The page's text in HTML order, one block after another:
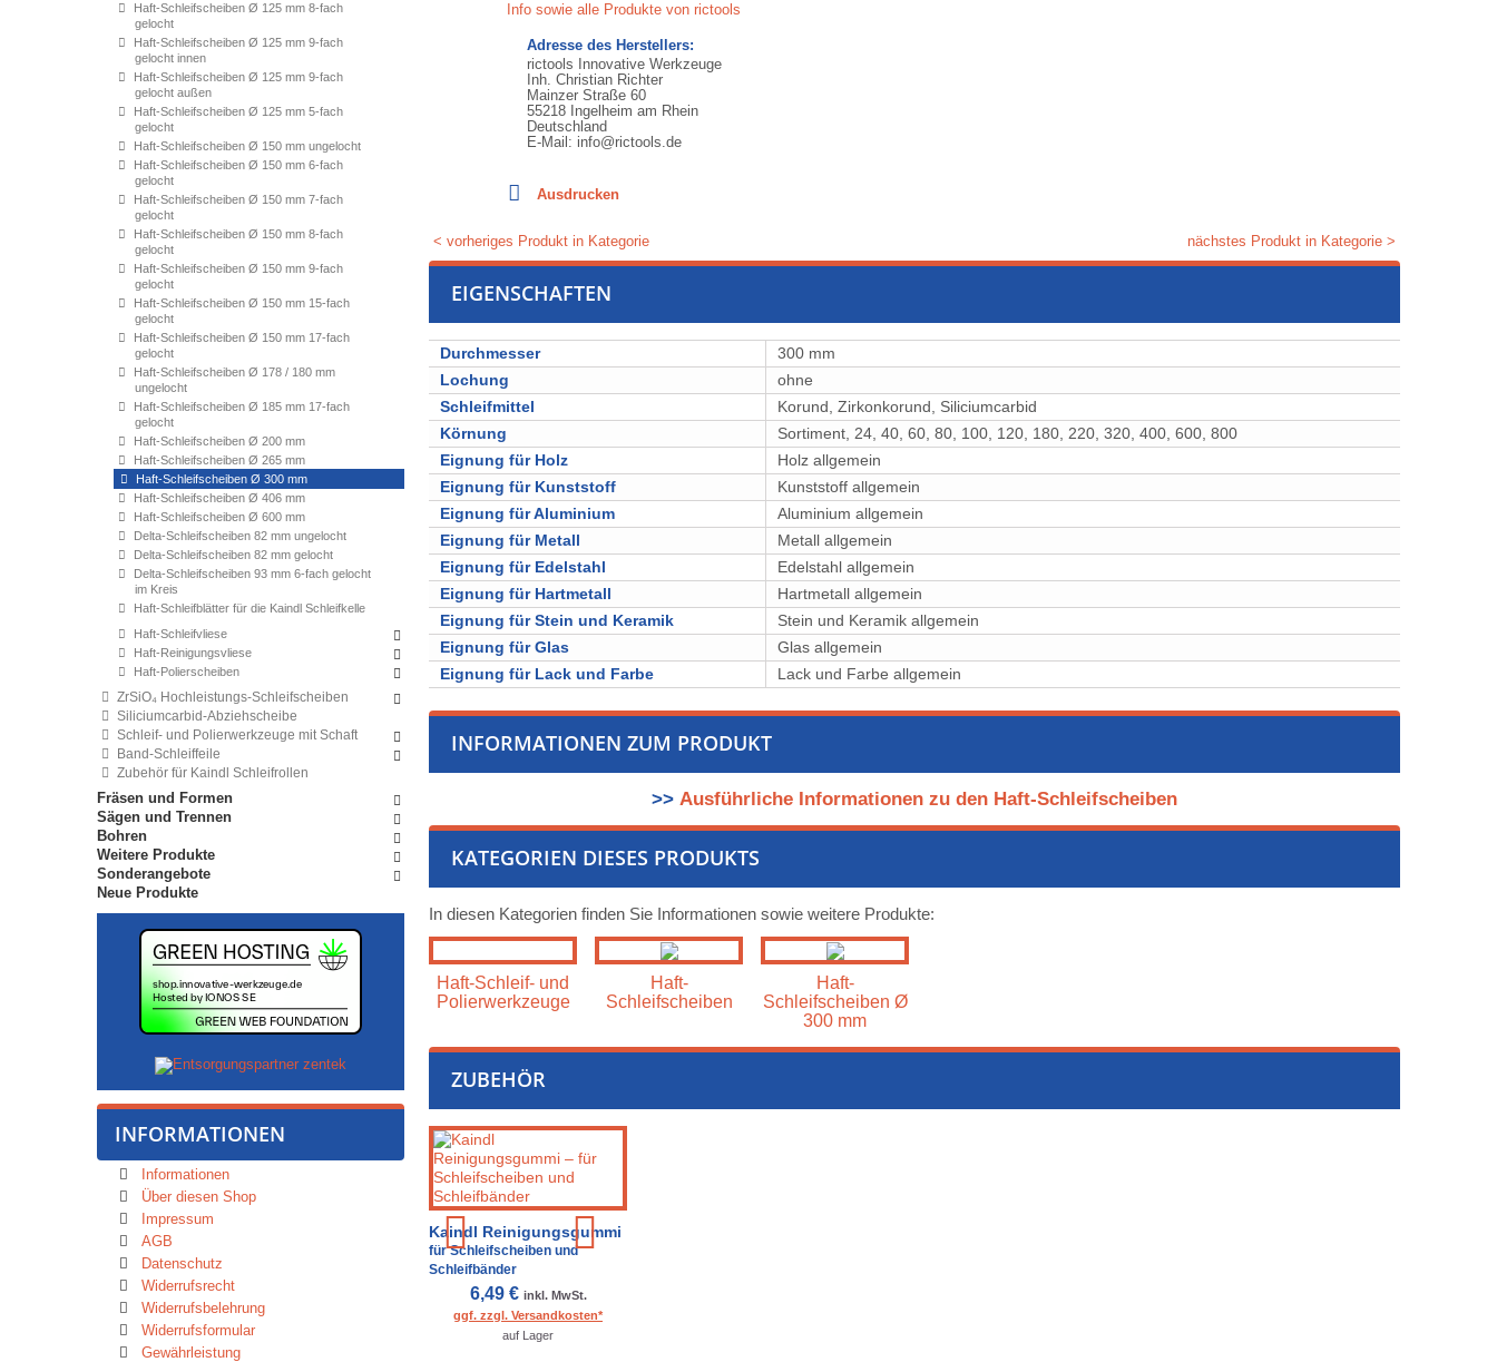
Haft-Schleifscheiben Ø 125 mm 8-fach
gelocht
Haft-Schleifscheiben Ø 125 mm 9-fach
gelocht innen
Haft-Schleifscheiben Ø 125 mm 9-fach
gelocht außen
Haft-Schleifscheiben Ø 125 mm 5-fach
gelocht
Haft-Schleifscheiben Ø 150 mm ungelocht
Haft-Schleifscheiben Ø 150 mm 6-fach
gelocht
Haft-Schleifscheiben Ø 150 mm 7-fach
gelocht
Haft-Schleifscheiben Ø 150 mm 8-fach
gelocht
Haft-Schleifscheiben Ø 150 mm 9-fach
gelocht
Haft-Schleifscheiben Ø 150 mm 15-fach
gelocht
Haft-Schleifscheiben Ø 150 mm 17-fach
gelocht
Haft-Schleifscheiben Ø 178 / 180 mm
ungelocht
Haft-Schleifscheiben Ø 185 mm 17-fach
gelocht
Haft-Schleifscheiben Ø 200 mm
Haft-Schleifscheiben Ø 265 mm
Haft-Schleifscheiben Ø 300 mm
Haft-Schleifscheiben Ø 406 mm
Haft-Schleifscheiben Ø 600 mm
Delta-Schleifscheiben 82 mm ungelocht
Delta-Schleifscheiben 82 mm gelocht
Delta-Schleifscheiben 93 mm 6-fach gelocht
im Kreis
Haft-Schleifblätter für die Kaindl Schleifkelle
Haft-Schleifvliese
Haft-Reinigungsvliese
Haft-Polierscheiben
ZrSiO₄ Hochleistungs-Schleifscheiben
Siliciumcarbid-Abziehscheibe
Schleif- und Polierwerkzeuge mit Schaft
Band-Schleiffeile
Zubehör für Kaindl Schleifrollen
Fräsen und Formen
Sägen und Trennen
Bohren
Weitere Produkte
Sonderangebote
Neue Produkte
INFORMATIONEN
Informationen
Über diesen Shop
Impressum
AGB
Datenschutz
Widerrufsrecht
Widerrufsbelehrung
Widerrufsformular
Gewährleistung
Info sowie alle Produkte von rictools
Adresse des Herstellers:
rictools Innovative Werkzeuge
Inh. Christian Richter
Mainzer Straße 60
55218 Ingelheim am Rhein
Deutschland
E-Mail: info@rictools.de
Ausdrucken
< vorheriges Produkt in Kategorie nächstes Produkt in Kategorie >
EIGENSCHAFTEN
Durchmesser
300 mm
Lochung
ohne
Schleifmittel
⁠⁠⁠Korund, ⁠⁠⁠⁠⁠Zirkonkorund, ⁠⁠⁠⁠⁠⁠⁠⁠Siliciumcarbid
Körnung
Sortiment, 24, 40, 60, 80, 100, 120, 180, 220, 320, 400, 600, 800
Eignung für Holz
Holz allgemein
Eignung für Kunststoff
Kunststoff allgemein
Eignung für Aluminium
Aluminium allgemein
Eignung für Metall
Metall allgemein
Eignung für Edelstahl
Edelstahl allgemein
Eignung für Hartmetall
Hartmetall allgemein
Eignung für Stein und Keramik
Stein und Keramik allgemein
Eignung für Glas
Glas allgemein
Eignung für Lack und Farbe
Lack und Farbe allgemein
INFORMATIONEN ZUM PRODUKT
>> Ausführliche Informationen zu den Haft-Schleifscheiben
KATEGORIEN DIESES PRODUKTS
In diesen Kategorien finden Sie Informationen sowie weitere Produkte:
Haft-Schleif- und
Polierwerkzeuge
Haft-
Schleifscheiben
Haft-
Schleifscheiben Ø
300 mm
ZUBEHÖR
Kaindl Reinigungsgummi
für Schleifscheiben und
Schleifbänder
6,49 € inkl. MwSt.
ggf. zzgl. Versandkosten*
auf Lager